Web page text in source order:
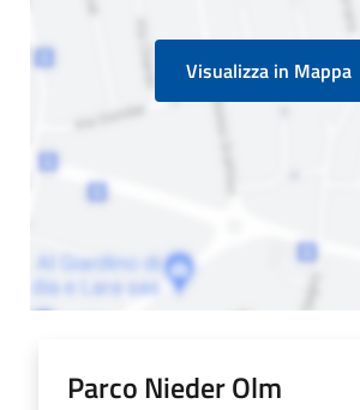
Visualizza in Mappa
Parco Nieder Olm